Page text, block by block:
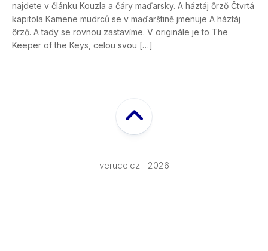
najdete v článku Kouzla a čáry maďarsky. A háztáj őrző Čtvrtá
kapitola Kamene mudrců se v maďarštině jmenuje A háztáj
őrző. A tady se rovnou zastavíme. V originále je to The
Keeper of the Keys, celou svou […]
veruce.cz | 2026